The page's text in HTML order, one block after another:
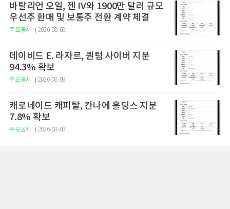
바탈리언 오일, 젠 IV와 1900만 달러 규모
우선주 환매 및 보통주 전환 계약 체결
주요공시 2026-08-08
데이비드 E. 라자르, 퀀텀 사이버 지분
94.3% 확보
주요공시 2026-08-08
캐로네이드 캐피탈, 칸나에 홀딩스 지분
7.8% 확보
주요공시 2026-08-08